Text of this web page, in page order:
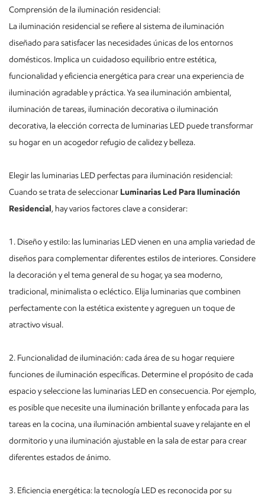
Comprensión de la iluminación residencial:
La iluminación residencial se refiere al sistema de iluminación
diseñado para satisfacer las necesidades únicas de los entornos
domésticos. Implica un cuidadoso equilibrio entre estética,
funcionalidad y eficiencia energética para crear una experiencia de
iluminación agradable y práctica. Ya sea iluminación ambiental,
iluminación de tareas, iluminación decorativa o iluminación
decorativa, la elección correcta de luminarias LED puede transformar
su hogar en un acogedor refugio de calidez y belleza.
Elegir las luminarias LED perfectas para iluminación residencial:
Cuando se trata de seleccionar Luminarias Led Para Iluminación
Residencial, hay varios factores clave a considerar:
1. Diseño y estilo: las luminarias LED vienen en una amplia variedad de
diseños para complementar diferentes estilos de interiores. Considere
la decoración y el tema general de su hogar, ya sea moderno,
tradicional, minimalista o ecléctico. Elija luminarias que combinen
perfectamente con la estética existente y agreguen un toque de
atractivo visual.
2. Funcionalidad de iluminación: cada área de su hogar requiere
funciones de iluminación específicas. Determine el propósito de cada
espacio y seleccione las luminarias LED en consecuencia. Por ejemplo,
es posible que necesite una iluminación brillante y enfocada para las
tareas en la cocina, una iluminación ambiental suave y relajante en el
dormitorio y una iluminación ajustable en la sala de estar para crear
diferentes estados de ánimo.
3. Eficiencia energética: la tecnología LED es reconocida por su